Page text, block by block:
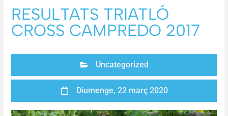
RESULTATS TRIATLÓ
CROSS CAMPREDO 2017
Uncategorized
Diumenge, 22 març 2020